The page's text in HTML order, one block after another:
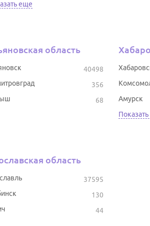
еще
область
40498
356
68
Амурск
область
37595
130
44